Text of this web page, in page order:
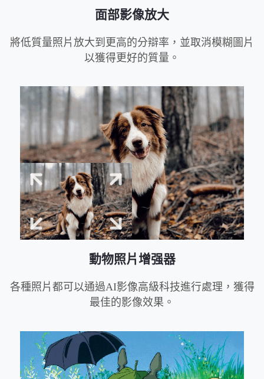
面部影像放大
將低質量照片放大到更高的分辯率，並取消模糊圖片
以獲得更好的質量。
動物照片增强器
各種照片都可以通過AI影像高級科技進行處理，獲得
最佳的影像效果。